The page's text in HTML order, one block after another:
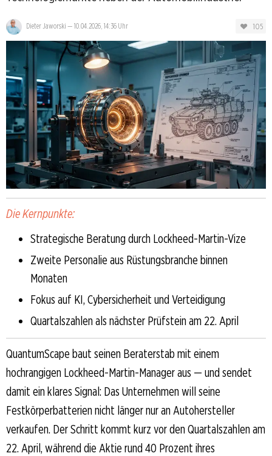
Dieter Jaworski — 10.04.2026, 14:36 Uhr 105
Die Kernpunkte:
Strategische Beratung durch Lockheed-Martin-Vize
Zweite Personalie aus Rüstungsbranche binnen
Monaten
Fokus auf KI, Cybersicherheit und Verteidigung
Quartalszahlen als nächster Prüfstein am 22. April
QuantumScape baut seinen Beraterstab mit einem
hochrangigen Lockheed-Martin-Manager aus — und sendet
damit ein klares Signal: Das Unternehmen will seine
Festkörperbatterien nicht länger nur an Autohersteller
verkaufen. Der Schritt kommt kurz vor den Quartalszahlen am
22. April, während die Aktie rund 40 Prozent ihres